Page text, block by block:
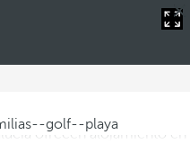
golf--playa
familias, golf
para familias, donde
inolvidables en un entorno
ofrecen alojamiento en